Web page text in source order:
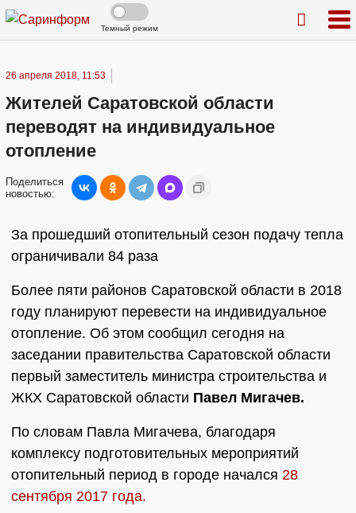
Темный режим
26 апреля 2018, 11:53
Жителей Саратовской области
переводят на индивидуальное
отопление
Поделиться
новостью:
За прошедший отопительный сезон подачу тепла
ограничивали 84 раза
Более пяти районов Саратовской области в 2018
году планируют перевести на индивидуальное
отопление. Об этом сообщил сегодня на
заседании правительства Саратовской области
первый заместитель министра строительства и
ЖКХ Саратовской области Павел Мигачев.
По словам Павла Мигачева, благодаря
комплексу подготовительных мероприятий
отопительный период в городе начался 28
сентября 2017 года.